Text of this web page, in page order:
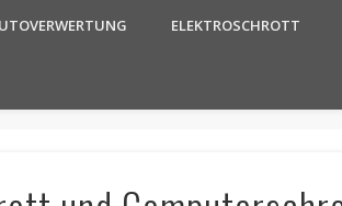
ELEKTROSCHROTT